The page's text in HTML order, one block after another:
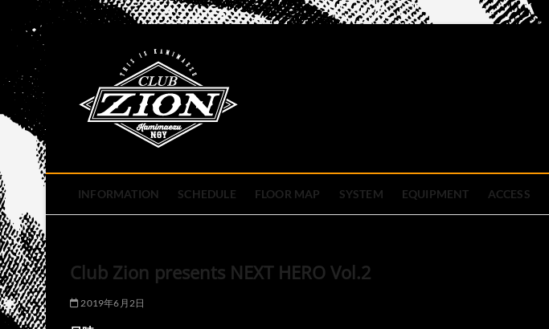
content
INFORMATION SCHEDULE FLOOR MAP SYSTEM EQUIPMENT ACCESS
Club Zion presents NEXT HERO Vol.2
2019年6月2日